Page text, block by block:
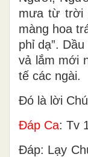
mưa từ trời
màng hoa
phỉ dạ”.
vả lắm mới
tế các ngài.
Ðó là lời
Ðáp Ca: Tv
Ðáp: Lạy